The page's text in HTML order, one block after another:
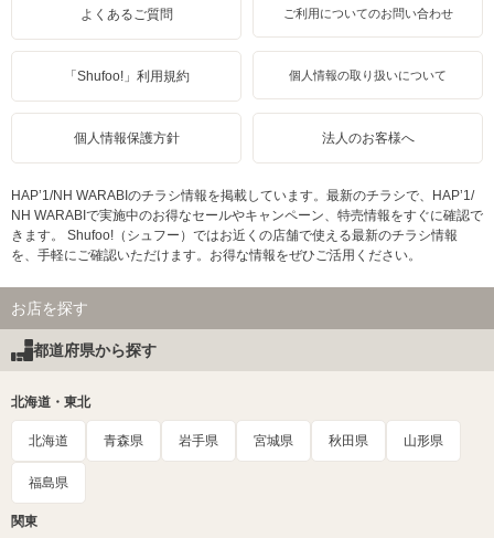
よくあるご質問 ご利用についてのお問い合わせ
「Shufoo!」利用規約 個人情報の取り扱いについて
個人情報保護方針 法人のお客様へ
HAP’1/NH WARABIのチラシ情報を掲載しています。最新のチラシで、HAP’1/
NH WARABIで実施中のお得なセールやキャンペーン、特売情報をすぐに確認で
きます。 Shufoo!（シュフー）ではお近くの店舗で使える最新のチラシ情報
を、手軽にご確認いただけます。お得な情報をぜひご活用ください。
お店を探す
都道府県から探す
北海道・東北
北海道 青森県 岩手県 宮城県 秋田県 山形県
福島県
関東